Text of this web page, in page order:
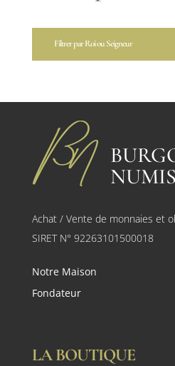
Filtrer par Roi ou Seigneur
Achat / Vente de monnaies et
SIRET N° 92263101500018
Notre Maison
Fondateur
LA BOUTIQUE